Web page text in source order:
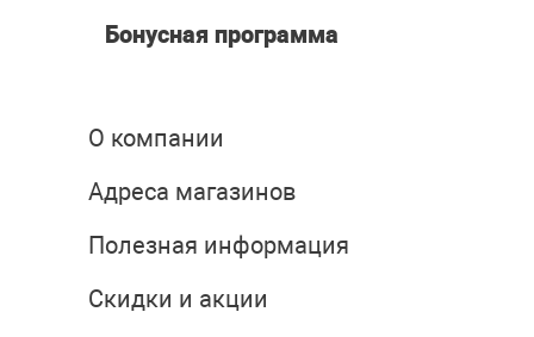
Бонусная программа
О компании
Адреса магазинов
Полезная информация
Скидки и акции